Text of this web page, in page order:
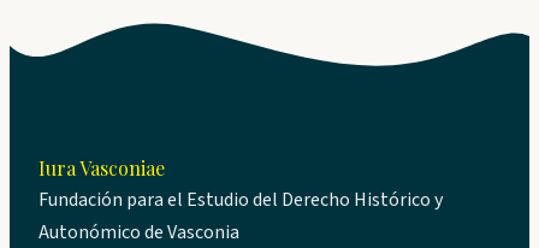
Iura Vasconiae
Fundación para el Estudio del Derecho Histórico y
Autonómico de Vasconia